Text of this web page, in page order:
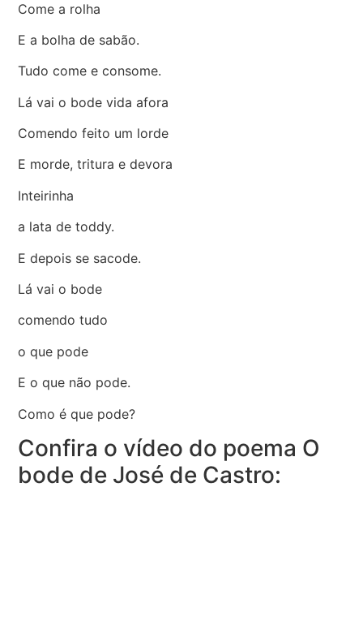
Come a rolha
E a bolha de sabão.
Tudo come e consome.
Lá vai o bode vida afora
Comendo feito um lorde
E morde, tritura e devora
Inteirinha
a lata de toddy.
E depois se sacode.
Lá vai o bode
comendo tudo
o que pode
E o que não pode.
Como é que pode?
Confira o vídeo do poema O
bode de José de Castro: